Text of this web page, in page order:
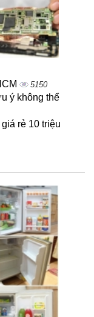
5150
ý không thể
rẻ 10 triệu